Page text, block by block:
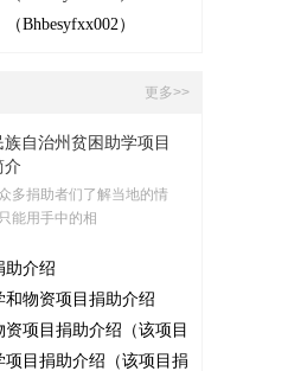
Bhbesyfxx002）
更多>>
族自治州贫困助学项目
介
多捐助者们了解当地的情
能用手中的相
助介绍
物资项目捐助介绍
项目捐助介绍（该项目
目捐助介绍（该项目捐